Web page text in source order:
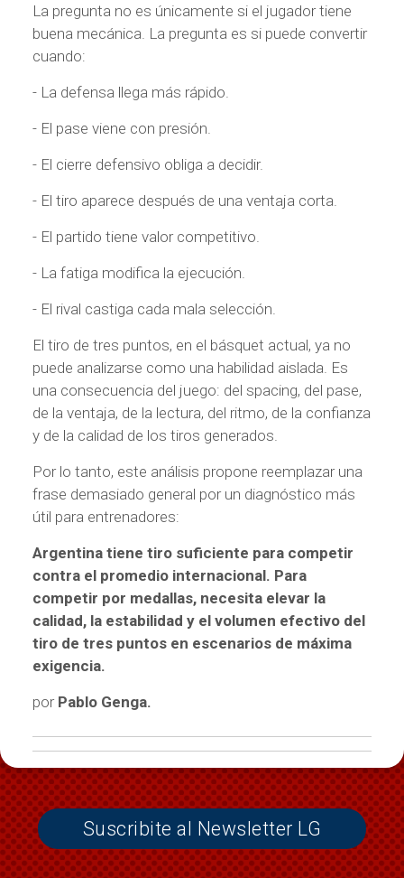
La pregunta no es únicamente si el jugador tiene
buena mecánica. La pregunta es si puede convertir
cuando:
- La defensa llega más rápido.
- El pase viene con presión.
- El cierre defensivo obliga a decidir.
- El tiro aparece después de una ventaja corta.
- El partido tiene valor competitivo.
- La fatiga modifica la ejecución.
- El rival castiga cada mala selección.
El tiro de tres puntos, en el básquet actual, ya no
puede analizarse como una habilidad aislada. Es
una consecuencia del juego: del spacing, del pase,
de la ventaja, de la lectura, del ritmo, de la confianza
y de la calidad de los tiros generados.
Por lo tanto, este análisis propone reemplazar una
frase demasiado general por un diagnóstico más
útil para entrenadores:
Argentina tiene tiro suficiente para competir
contra el promedio internacional. Para
competir por medallas, necesita elevar la
calidad, la estabilidad y el volumen efectivo del
tiro de tres puntos en escenarios de máxima
exigencia.
por Pablo Genga.
Suscribite al Newsletter LG